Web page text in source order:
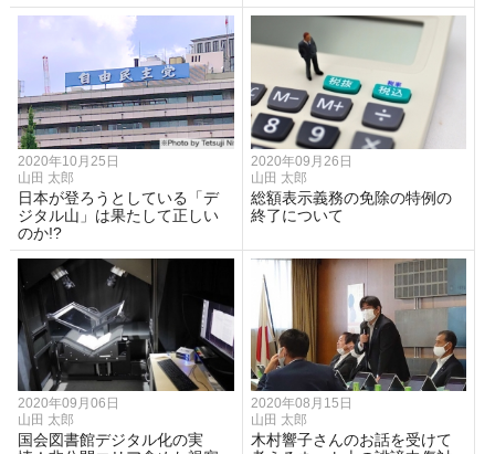
2020年10月25日
山田 太郎
日本が登ろうとしている「デ
ジタル山」は果たして正しい
のか!?
2020年09月26日
山田 太郎
総額表示義務の免除の特例の
終了について
2020年09月06日
山田 太郎
国会図書館デジタル化の実
2020年08月15日
山田 太郎
木村響子さんのお話を受けて